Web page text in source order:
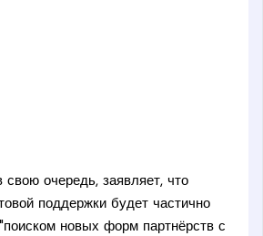
свою очередь, заявляет, что
поддержки будет частично
новых форм партнёрств с